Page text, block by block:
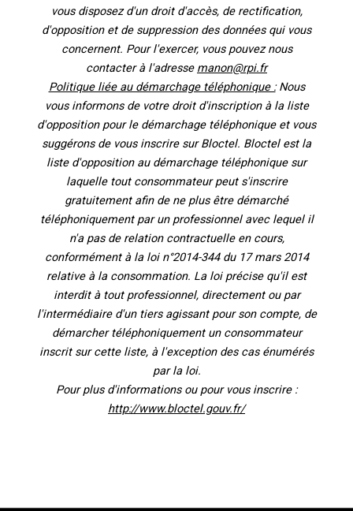
vous disposez d'un droit d'accès, de rectification,
d'opposition et de suppression des données qui vous
concernent. Pour l'exercer, vous pouvez nous
contacter à l'adresse manon@rpi.fr
Politique liée au démarchage téléphonique :Nous
vous informons de votre droit d'inscription à la liste
d'opposition pour le démarchage téléphonique et vous
suggérons de vous inscrire sur Bloctel. Bloctel est la
liste d'opposition au démarchage téléphonique sur
laquelle tout consommateur peut s'inscrire
gratuitement afin de ne plus être démarché
téléphoniquement par un professionnel avec lequel il
n'a pas de relation contractuelle en cours,
conformément à la loi n°2014-344 du 17 mars 2014
relative à la consommation. La loi précise qu'il est
interdit à tout professionnel, directement ou par
l'intermédiaire d'un tiers agissant pour son compte, de
démarcher téléphoniquement un consommateur
inscrit sur cette liste, à l'exception des cas énumérés
par la loi.
Pour plus d'informations ou pour vous inscrire :
http://www.bloctel.gouv.fr/